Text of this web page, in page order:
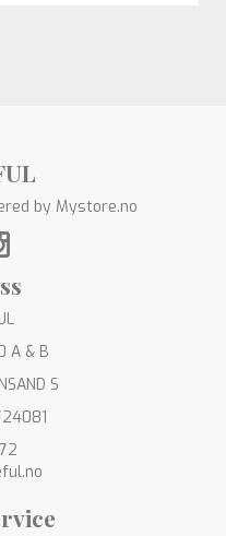
by Mystore.no
A & B
S